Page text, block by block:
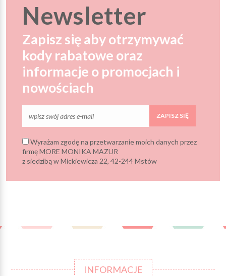
Newsletter
Zapisz się aby otrzymywać
kody rabatowe oraz
informacje o promocjach i
nowościach
ZAPISZ SIĘ
Wyrażam zgodę na przetwarzanie moich danych przez
firmę MORE MONIKA MAZUR
z siedzibą w Mickiewicza 22, 42-244 Mstów
INFORMACJE